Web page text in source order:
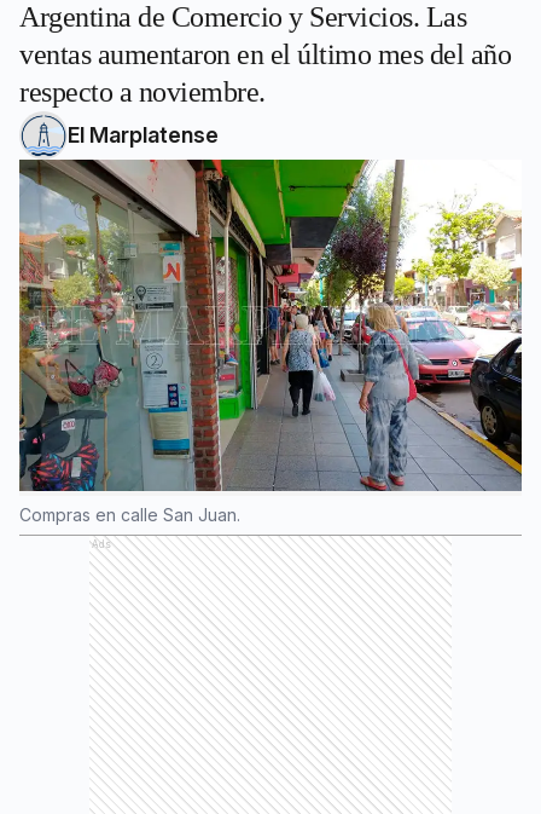
Argentina de Comercio y Servicios. Las
ventas aumentaron en el último mes del año
respecto a noviembre.
El Marplatense
Compras en calle San Juan.
Ads